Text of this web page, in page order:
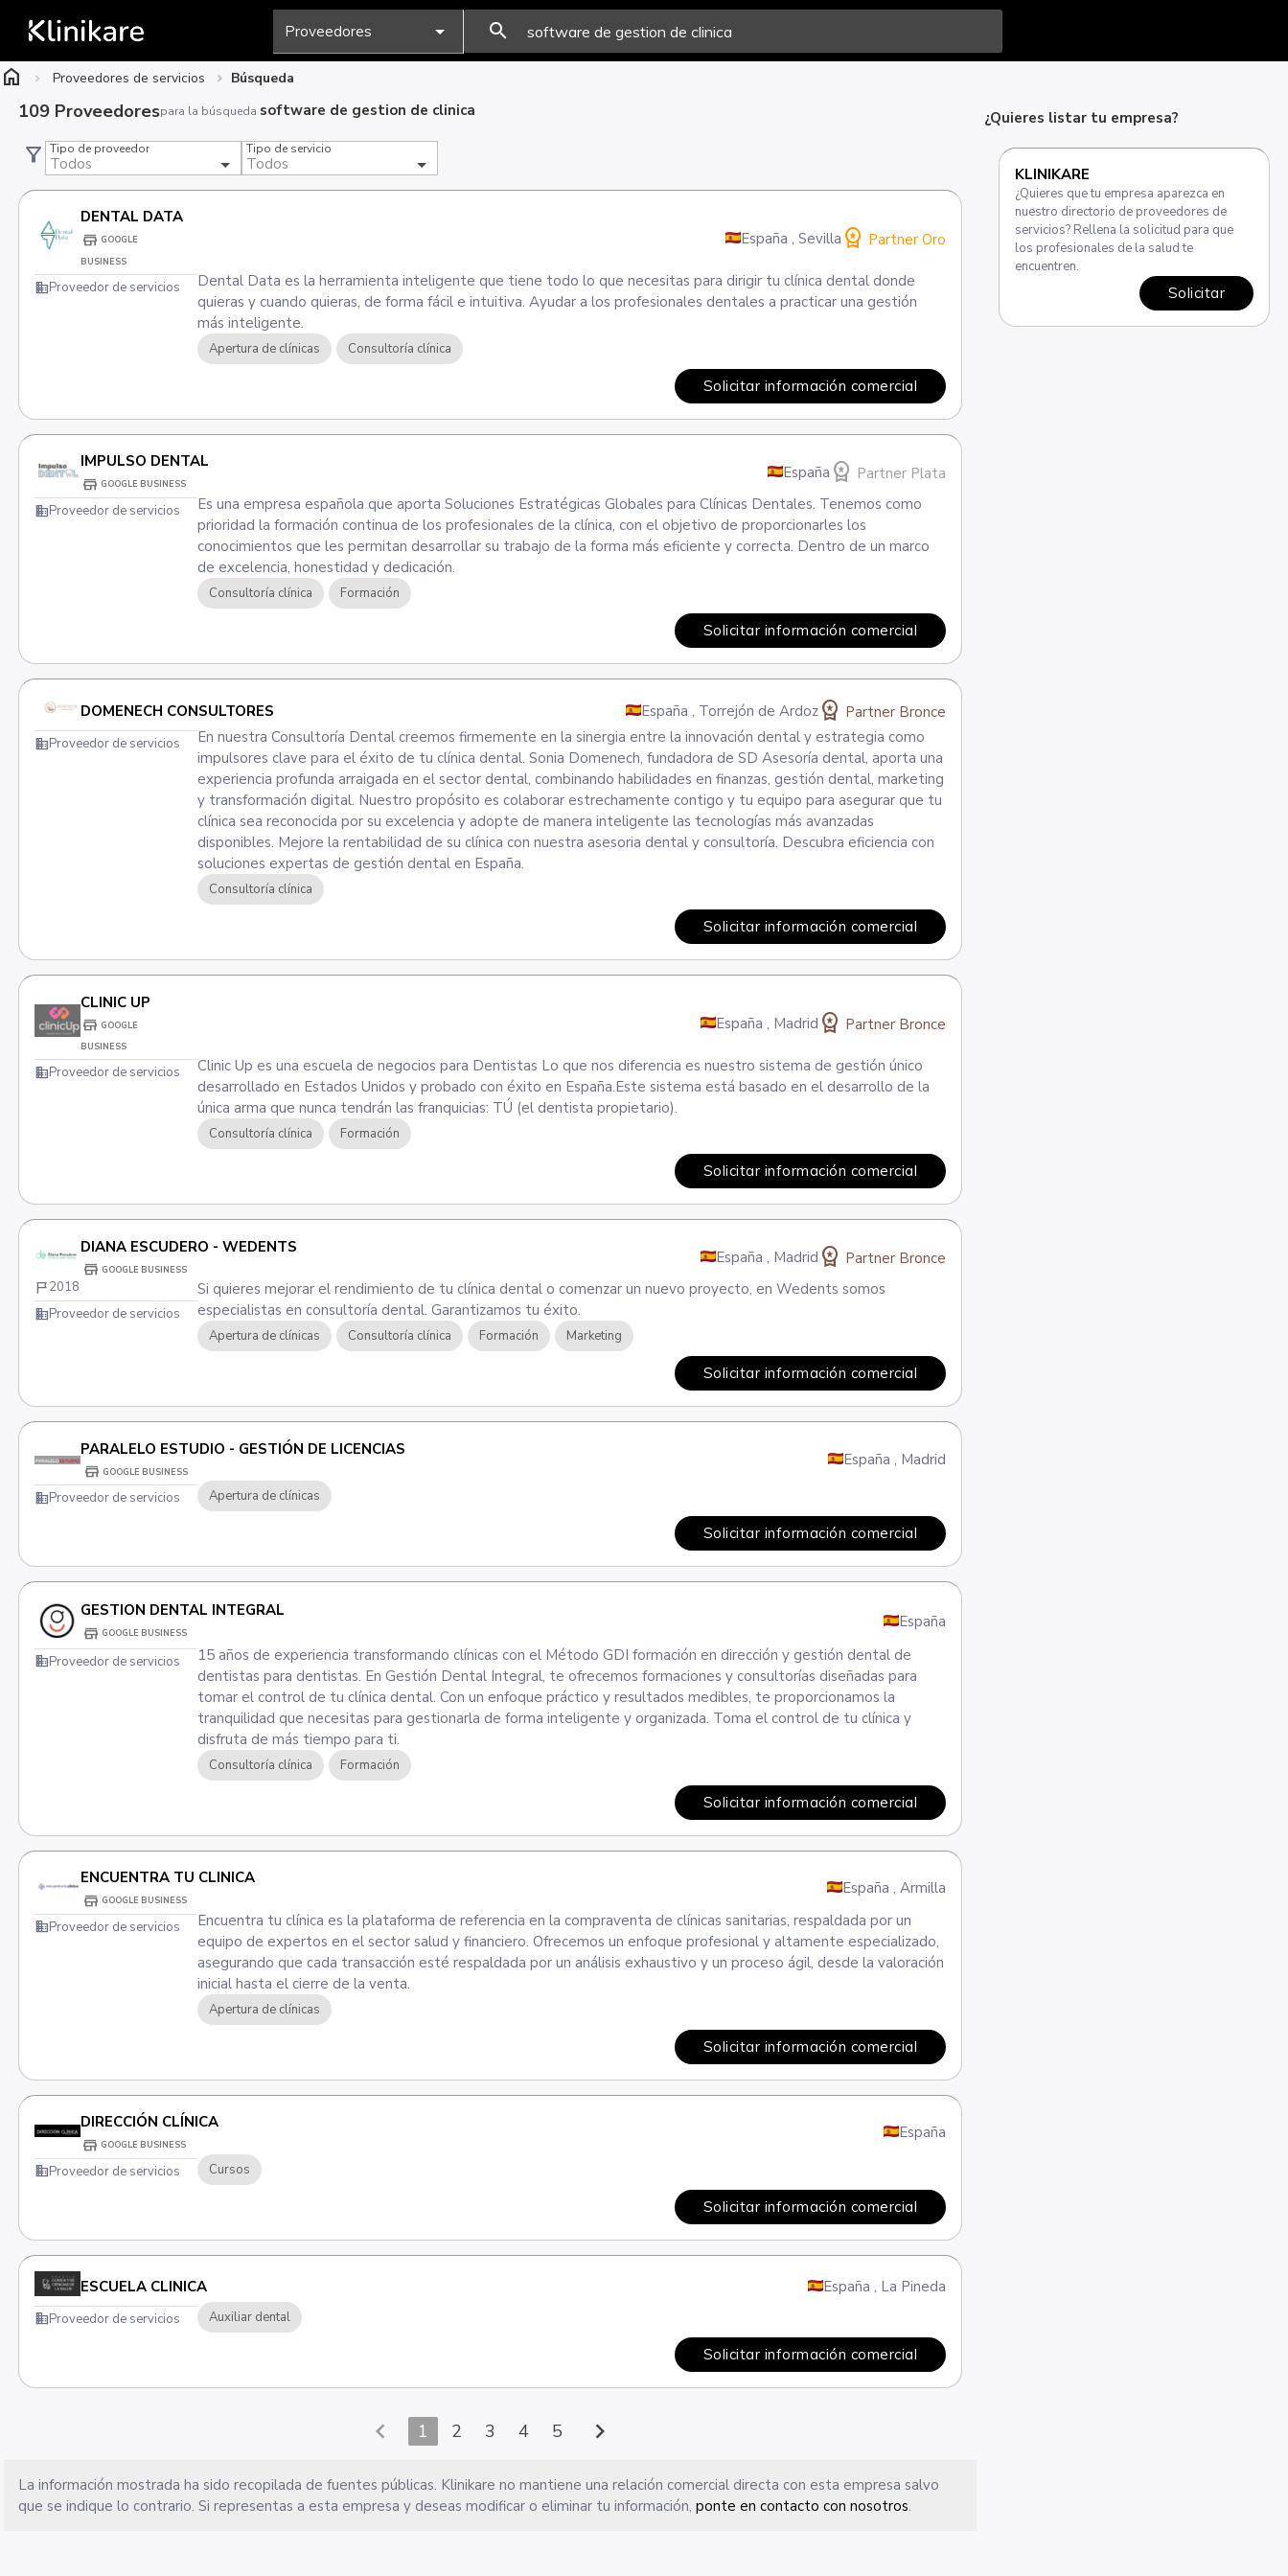
search
home Proveedores de servicios Búsqueda
109 Proveedorespara la búsqueda software de gestion de clinica
filter_alt Tipo de proveedor Tipo de servicio
DENTAL DATA
store GOOGLE
BUSINESS
España ,Sevilla workspace_premium Partner Oro
domainProveedor de servicios
Dental Data es la herramienta inteligente que tiene todo lo que necesitas para dirigir tu clínica dental donde
quieras y cuando quieras, de forma fácil e intuitiva. Ayudar a los profesionales dentales a practicar una gestión
más inteligente.
Apertura de clínicas Consultoría clínica
Solicitar información comercial
IMPULSO DENTAL
store GOOGLE BUSINESS
España workspace_premium Partner Plata
domainProveedor de servicios
Es una empresa española que aporta Soluciones Estratégicas Globales para Clínicas Dentales. Tenemos como
prioridad la formación continua de los profesionales de la clínica, con el objetivo de proporcionarles los
conocimientos que les permitan desarrollar su trabajo de la forma más eficiente y correcta. Dentro de un marco
de excelencia, honestidad y dedicación.
Consultoría clínica Formación
Solicitar información comercial
DOMENECH CONSULTORES España , Torrejón de Ardoz workspace_premium Partner Bronce
domainProveedor de servicios
En nuestra Consultoría Dental creemos firmemente en la sinergia entre la innovación dental y estrategia como
impulsores clave para el éxito de tu clínica dental. Sonia Domenech, fundadora de SD Asesoría dental, aporta una
experiencia profunda arraigada en el sector dental, combinando habilidades en finanzas, gestión dental, marketing
y transformación digital. Nuestro propósito es colaborar estrechamente contigo y tu equipo para asegurar que tu
clínica sea reconocida por su excelencia y adopte de manera inteligente las tecnologías más avanzadas
disponibles. Mejore la rentabilidad de su clínica con nuestra asesoria dental y consultoría. Descubra eficiencia con
soluciones expertas de gestión dental en España.
Consultoría clínica
Solicitar información comercial
CLINIC UP
store GOOGLE
BUSINESS
España , Madrid workspace_premium Partner Bronce
domainProveedor de servicios
Clinic Up es una escuela de negocios para Dentistas Lo que nos diferencia es nuestro sistema de gestión único
desarrollado en Estados Unidos y probado con éxito en España.Este sistema está basado en el desarrollo de la
única arma que nunca tendrán las franquicias: TÚ (el dentista propietario).
Consultoría clínica Formación
Solicitar información comercial
DIANA ESCUDERO - WEDENTS
store GOOGLE BUSINESS
España , Madrid workspace_premium Partner Bronce
flag_22018
domainProveedor de servicios
Si quieres mejorar el rendimiento de tu clínica dental o comenzar un nuevo proyecto, en Wedents somos
especialistas en consultoría dental. Garantizamos tu éxito.
Apertura de clínicas Consultoría clínica Formación Marketing
Solicitar información comercial
PARALELO ESTUDIO - GESTIÓN DE LICENCIAS
store GOOGLE BUSINESS
España , Madrid
domainProveedor de servicios Apertura de clínicas
Solicitar información comercial
GESTION DENTAL INTEGRAL
store GOOGLE BUSINESS
España
domainProveedor de servicios
15 años de experiencia transformando clínicas con el Método GDI formación en dirección y gestión dental de
dentistas para dentistas. En Gestión Dental Integral, te ofrecemos formaciones y consultorías diseñadas para
tomar el control de tu clínica dental. Con un enfoque práctico y resultados medibles, te proporcionamos la
tranquilidad que necesitas para gestionarla de forma inteligente y organizada. Toma el control de tu clínica y
disfruta de más tiempo para ti.
Consultoría clínica Formación
Solicitar información comercial
ENCUENTRA TU CLINICA
store GOOGLE BUSINESS
España ,Armilla
domainProveedor de servicios
Encuentra tu clínica es la plataforma de referencia en la compraventa de clínicas sanitarias, respaldada por un
equipo de expertos en el sector salud y financiero. Ofrecemos un enfoque profesional y altamente especializado,
asegurando que cada transacción esté respaldada por un análisis exhaustivo y un proceso ágil, desde la valoración
inicial hasta el cierre de la venta.
Apertura de clínicas
Solicitar información comercial
DIRECCIÓN CLÍNICA
store GOOGLE BUSINESS
España
domainProveedor de servicios Cursos
Solicitar información comercial
ESCUELA CLINICA España , La Pineda
domainProveedor de servicios Auxiliar dental
Solicitar información comercial
chevron_left 1 2 3 4 5 chevron_right
La información mostrada ha sido recopilada de fuentes públicas. Klinikare no mantiene una relación comercial directa con esta empresa salvo
que se indique lo contrario. Si representas a esta empresa y deseas modificar o eliminar tu información, ponte en contacto con nosotros.
¿Quieres listar tu empresa?
KLINIKARE
¿Quieres que tu empresa aparezca en
nuestro directorio de proveedores de
servicios? Rellena la solicitud para que
los profesionales de la salud te
encuentren.
Solicitar